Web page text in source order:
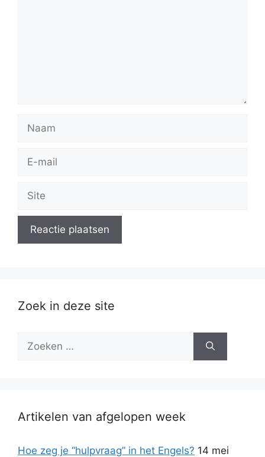
mail
Zoek in deze site
naar:
Artikelen van afgelopen week
Hoe zeg je “hulpvraag” in het Engels? 14 mei